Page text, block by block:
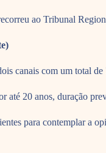
ao Tribunal
canais com um total
20 anos, duração
para contemplar a